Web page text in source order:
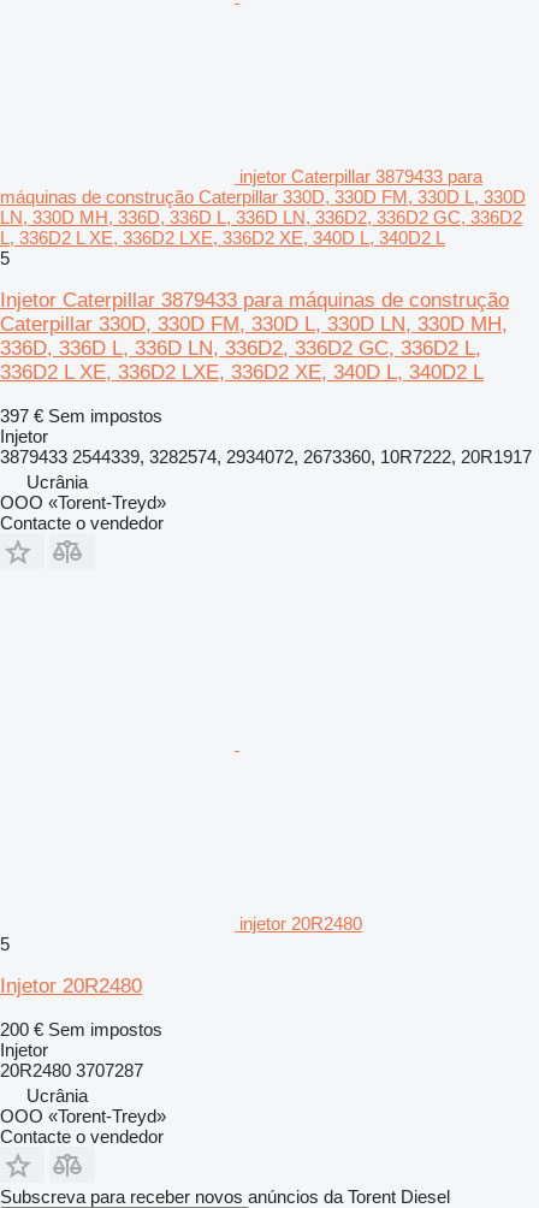
injetor Caterpillar 3879433 para
máquinas de construção Caterpillar 330D, 330D FM, 330D L, 330D
LN, 330D MH, 336D, 336D L, 336D LN, 336D2, 336D2 GC, 336D2
L, 336D2 L XE, 336D2 LXE, 336D2 XE, 340D L, 340D2 L
5
Injetor Caterpillar 3879433 para máquinas de construção
Caterpillar 330D, 330D FM, 330D L, 330D LN, 330D MH,
336D, 336D L, 336D LN, 336D2, 336D2 GC, 336D2 L,
336D2 L XE, 336D2 LXE, 336D2 XE, 340D L, 340D2 L
397 € Sem impostos
Injetor
3879433 2544339, 3282574, 2934072, 2673360, 10R7222, 20R1917
Ucrânia
OOO «Torent-Treyd»
Contacte o vendedor
injetor 20R2480
5
Injetor 20R2480
200 € Sem impostos
Injetor
20R2480 3707287
Ucrânia
OOO «Torent-Treyd»
Contacte o vendedor
Subscreva para receber novos anúncios da Torent Diesel